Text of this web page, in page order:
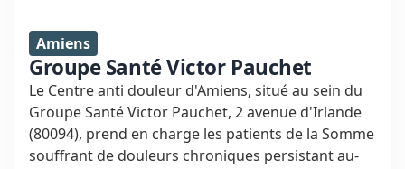
Amiens
Groupe Santé Victor Pauchet
Le Centre anti douleur d'Amiens, situé au sein du
Groupe Santé Victor Pauchet, 2 avenue d'Irlande
(80094), prend en charge les patients de la Somme
souffrant de douleurs chroniques persistant au-